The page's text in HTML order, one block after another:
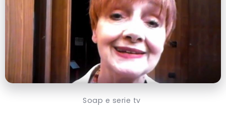
Soap e serie tv